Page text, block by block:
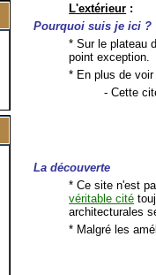
L'extérieur :
Pourquoi suis je ici ?
* Sur le plateau
point exception.
* En plus de
- Cette
La découverte
* Ce site n'est
véritable cité
architecturales
* Malgré les